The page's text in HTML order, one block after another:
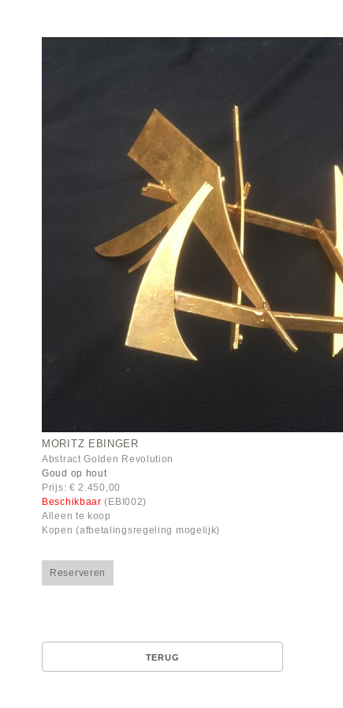
MORITZ EBINGER
Abstract Golden Revolution
Goud op hout
Prijs: € 2.450,00
Beschikbaar(EBI002)
Alleen te koop
Kopen (afbetalingsregeling mogelijk)
Reserveren
TERUG